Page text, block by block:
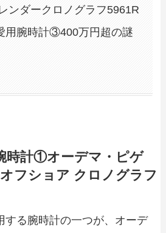
ンダークロノグラフ5961R
用腕時計③400万円超の謎
時計①オーデマ・ピゲ
フショア クロノグラフ
する腕時計の一つが、オーデ